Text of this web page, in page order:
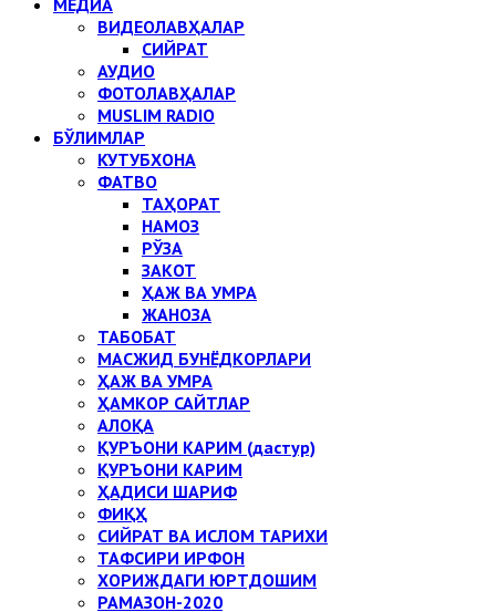
МЕДИА
ВИДЕОЛАВҲАЛАР
СИЙРАТ
АУДИО
ФОТОЛАВҲАЛАР
MUSLIM RADIO
БЎЛИМЛАР
КУТУБХОНА
ФАТВО
ТАҲОРАТ
НАМОЗ
РЎЗА
ЗАКОТ
ҲАЖ ВА УМРА
ЖАНОЗА
ТАБОБАТ
МАСЖИД БУНЁДКОРЛАРИ
ҲАЖ ВА УМРА
ҲАМКОР САЙТЛАР
АЛОҚА
ҚУРЪОНИ КАРИМ (дастур)
ҚУРЪОНИ КАРИМ
ҲАДИСИ ШАРИФ
ФИҚҲ
СИЙРАТ ВА ИСЛОМ ТАРИХИ
ТАФСИРИ ИРФОН
ХОРИЖДАГИ ЮРТДОШИМ
РАМАЗОН-2020